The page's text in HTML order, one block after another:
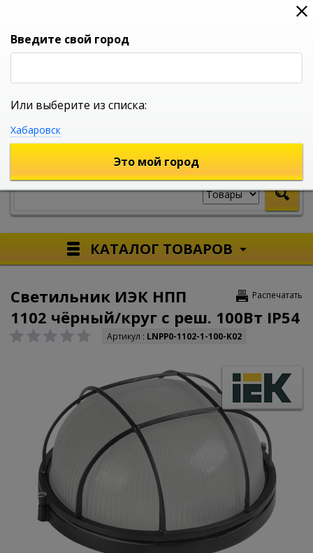
0
УНИВЕРСАЛЬНЫЙ ИНТЕРНЕТ МАГАЗИН
КАТАЛОГ ТОВАРОВ
Распечатать
Светильник ИЭК НПП
1102 чёрный/круг с реш. 100Вт IP54
Артикул : LNPP0-1102-1-100-K02
Введите свой город
Или выберите из списка:
Хабаровск
Это мой город